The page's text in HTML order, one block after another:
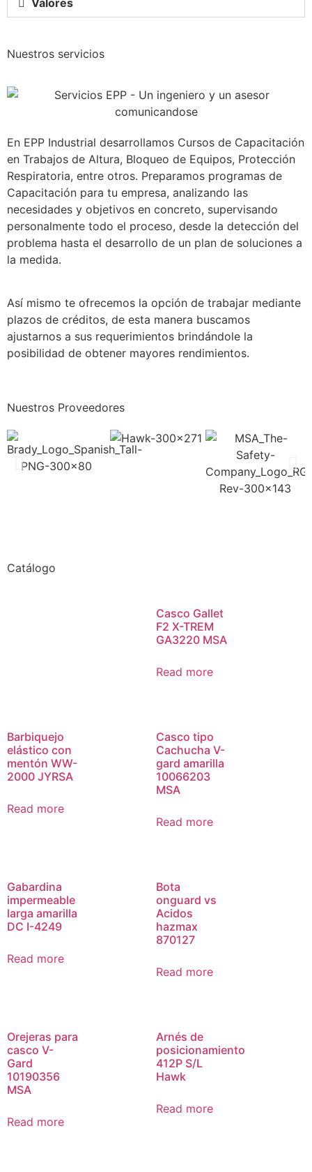
Valores
Nuestros servicios
En EPP Industrial desarrollamos Cursos de Capacitación
en Trabajos de Altura, Bloqueo de Equipos, Protección
Respiratoria, entre otros. Preparamos programas de
Capacitación para tu empresa, analizando las
necesidades y objetivos en concreto, supervisando
personalmente todo el proceso, desde la detección del
problema hasta el desarrollo de un plan de soluciones a
la medida.
Así mismo te ofrecemos la opción de trabajar mediante
plazos de créditos, de esta manera buscamos
ajustarnos a sus requerimientos brindándole la
posibilidad de obtener mayores rendimientos.
Nuestros Proveedores
Catálogo
Casco Gallet
F2 X-TREM
GA3220 MSA
Read more
Barbiquejo
elástico con
mentón WW-
2000 JYRSA
Read more
Casco tipo
Cachucha V-
gard amarilla
10066203
MSA
Read more
Gabardina
impermeable
larga amarilla
DC I-4249
Read more
Bota
onguard vs
Acidos
hazmax
870127
Read more
Orejeras para
casco V-
Gard
10190356
MSA
Read more
Arnés de
posicionamiento
412P S/L
Hawk
Read more